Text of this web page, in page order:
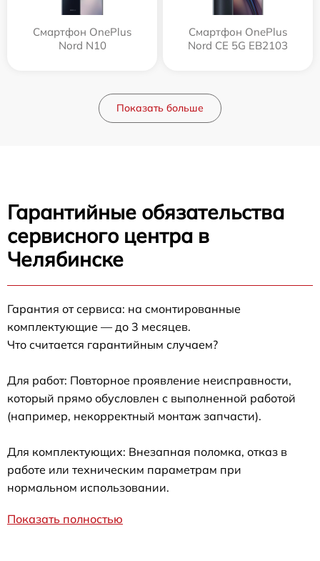
Смартфон OnePlus
Nord N10
Смартфон OnePlus
Nord CE 5G EB2103
Показать больше
Гарантийные обязательства
сервисного центра в
Челябинске
Гарантия от сервиса: на смонтированные
комплектующие — до 3 месяцев.
Что считается гарантийным случаем?
Для работ: Повторное проявление неисправности,
который прямо обусловлен с выполненной работой
(например, некорректный монтаж запчасти).
Для комплектующих: Внезапная поломка, отказ в
работе или техническим параметрам при
нормальном использовании.
Показать полностью